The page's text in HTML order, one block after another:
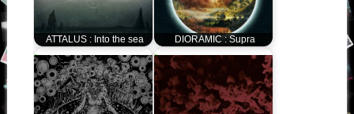
ATTALUS : Into the sea DIORAMIC : Supra